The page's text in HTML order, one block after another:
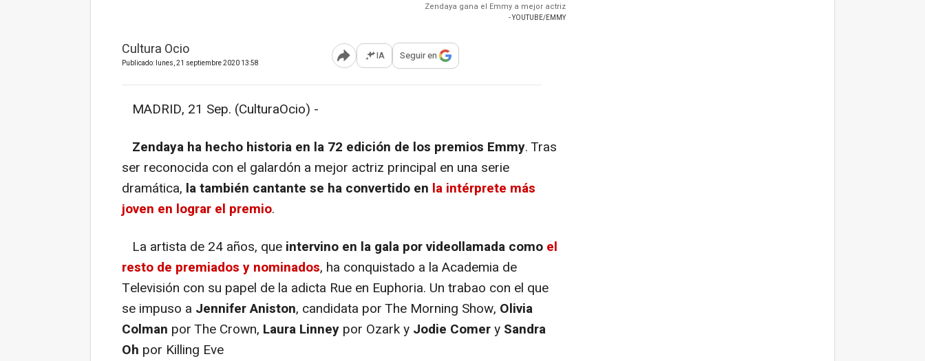
Zendaya gana el Emmy a mejor actriz
- YOUTUBE/EMMY
Cultura Ocio
Publicado: lunes, 21 septiembre 2020 13:58 Abrir opciones para compartir
IA Seguir en
MADRID, 21 Sep. (CulturaOcio) -
Zendaya ha hecho historia en la 72 edición de los premios Emmy. Tras
ser reconocida con el galardón a mejor actriz principal en una serie
dramática, la también cantante se ha convertido en la intérprete más
joven en lograr el premio.
La artista de 24 años, que intervino en la gala por videollamada como el
resto de premiados y nominados, ha conquistado a la Academia de
Televisión con su papel de la adicta Rue en Euphoria. Un trabao con el que
se impuso a Jennifer Aniston, candidata por The Morning Show, Olivia
Colman por The Crown, Laura Linney por Ozark y Jodie Comery Sandra
Oh por Killing Eve